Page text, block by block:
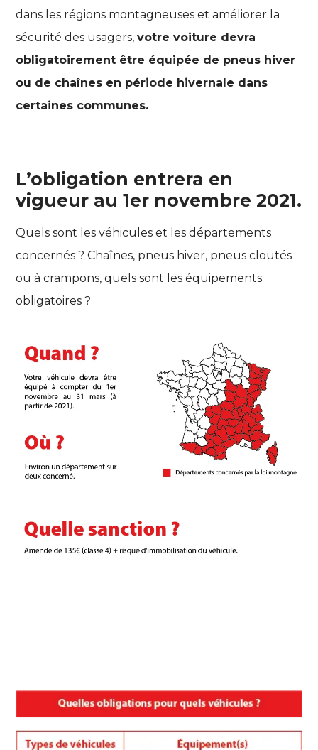
dans les régions montagneuses et améliorer la
sécurité des usagers,votre voiture devra
obligatoirement être équipée de pneus hiver
ou de chaînes en période hivernale dans
certaines communes.
L’obligation entrera en
vigueur au 1er novembre 2021.
Quels sont les véhicules et les départements
concernés ? Chaînes, pneus hiver, pneus cloutés
ou à crampons, quels sont les équipements
obligatoires ?